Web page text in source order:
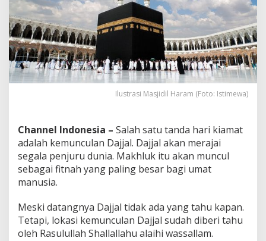
D
a
j
j
a
l
Ilustrasi Masjidil Haram (Foto: Istimewa)
Channel Indonesia – Salah satu tanda hari kiamat
adalah kemunculan Dajjal. Dajjal akan merajai
segala penjuru dunia. Makhluk itu akan muncul
sebagai fitnah yang paling besar bagi umat
manusia.
Meski datangnya Dajjal tidak ada yang tahu kapan.
Tetapi, lokasi kemunculan Dajjal sudah diberi tahu
oleh Rasulullah Shallallahu alaihi wassallam.